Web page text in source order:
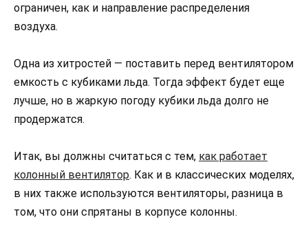
ограничен, как и направление распределения
воздуха.
Одна из хитростей — поставить перед вентилятором
емкость с кубиками льда. Тогда эффект будет еще
лучше, но в жаркую погоду кубики льда долго не
продержатся.
Итак, вы должны считаться с тем, как работает
колонный вентилятор. Как и в классических моделях,
в них также используются вентиляторы, разница в
том, что они спрятаны в корпусе колонны.